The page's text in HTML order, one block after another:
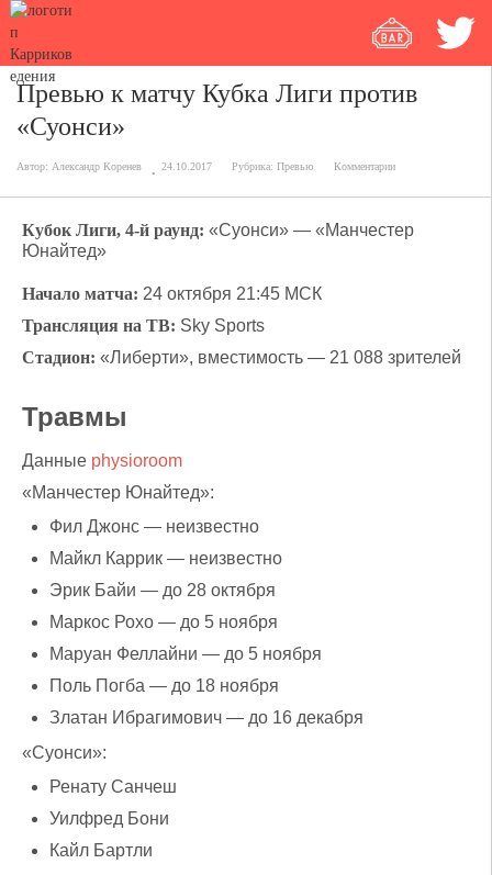
Превью к матчу Кубка Лиги против
«Суонси»
Автор: Александр Коренев 24.10.2017 Рубрика: Превью Комментарии
Кубок Лиги, 4-й раунд: «Суонси» — «Манчестер
Юнайтед»
Начало матча: 24 октября 21:45 МСК
Трансляция на ТВ: Sky Sports
Стадион: «Либерти», вместимость — 21 088 зрителей
Травмы
Данные physioroom
«Манчестер Юнайтед»:
Фил Джонс — неизвестно
Майкл Каррик — неизвестно
Эрик Байи — до 28 октября
Маркос Рохо — до 5 ноября
Маруан Феллайни — до 5 ноября
Поль Погба — до 18 ноября
Златан Ибрагимович — до 16 декабря
«Суонси»:
Ренату Санчеш
Уилфред Бони
Кайл Бартли